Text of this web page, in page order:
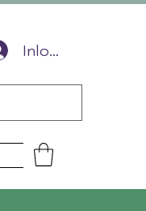
Inloggen